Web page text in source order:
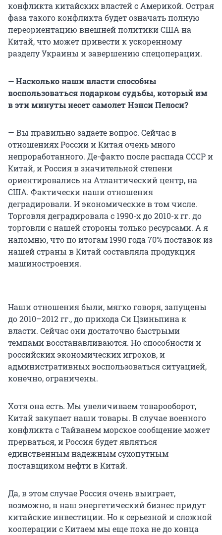
конфликта китайских властей с Америкой. Острая
фаза такого конфликта будет означать полную
переориентацию внешней политики США на
Китай, что может привести к ускоренному
разделу Украины и завершению спецоперации.
— Насколько наши власти способны
воспользоваться подарком судьбы, который им
в эти минуты несет самолет Нэнси Пелоси?
— Вы правильно задаете вопрос. Сейчас в
отношениях России и Китая очень много
непроработанного. Де-факто после распада СССР и
Китай, и Россия в значительной степени
ориентировались на Атлантический центр, на
США. Фактически наши отношения
деградировали. И экономические в том числе.
Торговля деградировала с 1990-х до 2010-х гг. до
торговли с нашей стороны только ресурсами. А я
напомню, что по итогам 1990 года 70% поставок из
нашей страны в Китай составляла продукция
машиностроения.
Наши отношения были, мягко говоря, запущены
до 2010–2012 гг., до прихода Си Цзиньпина к
власти. Сейчас они достаточно быстрыми
темпами восстанавливаются. Но способности и
российских экономических игроков, и
административных воспользоваться ситуацией,
конечно, ограничены.
Хотя она есть. Мы увеличиваем товарооборот,
Китай закупает наши товары. В случае военного
конфликта с Тайванем морское сообщение может
прерваться, и Россия будет являться
единственным надежным сухопутным
поставщиком нефти в Китай.
Да, в этом случае Россия очень выиграет,
возможно, в наш энергетический бизнес придут
китайские инвестиции. Но к серьезной и сложной
кооперации с Китаем мы еще пока не до конца